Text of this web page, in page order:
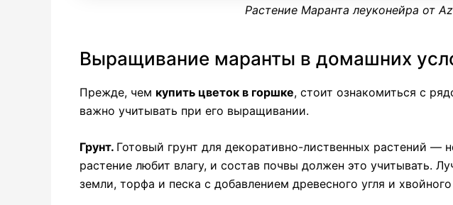
Растение Маранта леуконейра от
Выращивание маранты в домашних
Прежде, чем купить цветок в горшке, стоит ознакомиться с
важно учитывать при его выращивании.
Грунт. Готовый грунт для декоративно-лиственных растений —
растение любит влагу, и состав почвы должен это учитывать.
земли, торфа и песка с добавлением древесного угля и